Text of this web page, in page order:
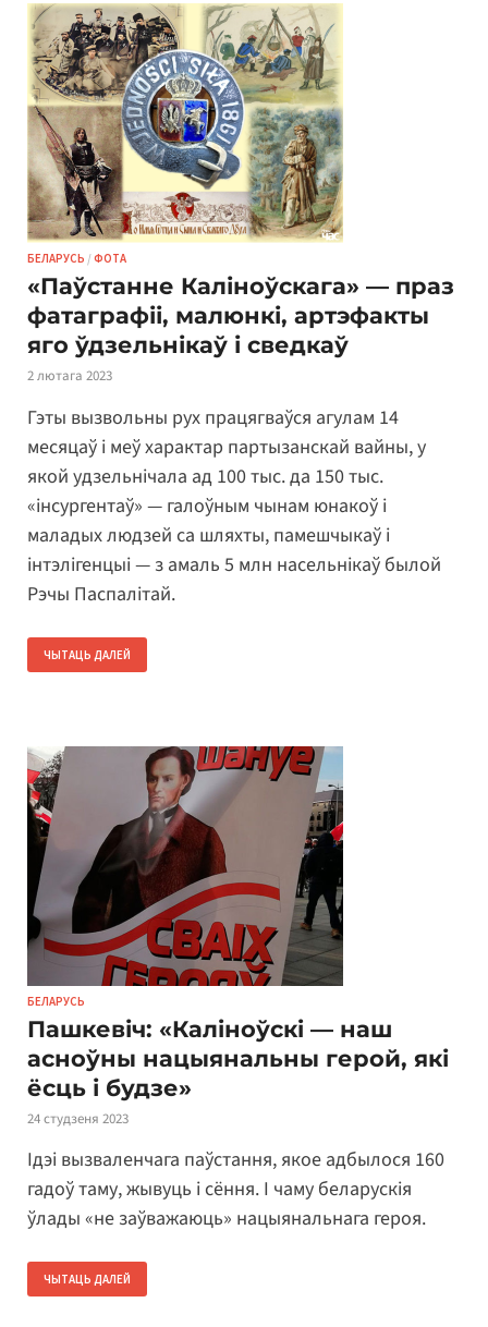
БЕЛАРУСЬ /ФОТА
«Паўстанне Каліноўскага» — праз
фатаграфіі, малюнкі, артэфакты
яго ўдзельнікаў і сведкаў
2 лютага 2023
Гэты вызвольны рух працягваўся агулам 14
месяцаў і меў характар ​​партызанскай вайны, у
якой удзельнічала ад 100 тыс. да 150 тыс.
«інсургентаў» — галоўным чынам юнакоў і
маладых людзей са шляхты, памешчыкаў і
інтэлігенцыі — з амаль 5 млн насельнікаў былой
Рэчы Паспалітай.
ЧЫТАЦЬ ДАЛЕЙ
БЕЛАРУСЬ
Пашкевіч: «Калiноўскi — наш
асноўны нацыянальны герой, які
ёсць і будзе»
24 студзеня 2023
Ідэі вызваленчага паўстання, якое адбылося 160
гадоў таму, жывуць і сёння. I чаму беларускія
ўлады «не заўважаюць» нацыянальнага героя.
ЧЫТАЦЬ ДАЛЕЙ